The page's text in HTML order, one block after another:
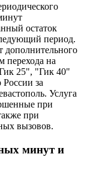
остаток
период.
дополнительного
перехода на
25", "Гик 40"
России за
Услуга
при
при
вызовов.
минут и